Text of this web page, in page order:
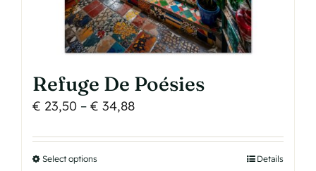
Refuge De Poésies
€ 23,50 – € 34,88Price
€ 23,50
Select optionsThis
Details